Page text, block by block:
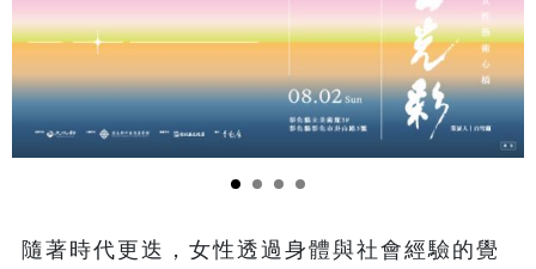
隨著時代更迭，女性透過身體與社會經驗的覺